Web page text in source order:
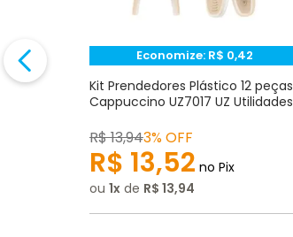
Endereço de e-mail
Escrever avaliação
Economize: R$ 0,42
Kit Prendedores Plástico 12 peças
Cappuccino UZ7017 UZ Utilidades
R$13,943% OFF
R$ 13,52 no Pix
ou 1 de R$ 13,94